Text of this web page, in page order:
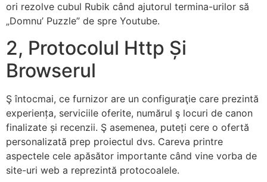
ori rezolve cubul Rubik când ajutorul termina-urilor să
„Domnu’ Puzzle” de spre Youtube.
2, Protocolul Http Și
Browserul
Ş întocmai, ce furnizor are un configuraţie care prezintă
experiența, serviciile oferite, numărul ş locuri de canon
finalizate și recenzii. Ş asemenea, puteți cere o ofertă
personalizată prep proiectul dvs. Careva printre
aspectele cele apăsător importante când vine vorba de
site-uri web a reprezintă protocoalele.